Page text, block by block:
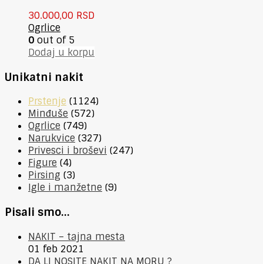
30.000,00 RSD
Ogrlice
0 out of 5
Dodaj u korpu
Unikatni nakit
Prstenje (1124)
Minđuše (572)
Ogrlice (749)
Narukvice (327)
Privesci i broševi (247)
Figure (4)
Pirsing (3)
Igle i manžetne (9)
Pisali smo…
NAKIT – tajna mesta
01 feb 2021
DA LI NOSITE NAKIT NA MORU ?